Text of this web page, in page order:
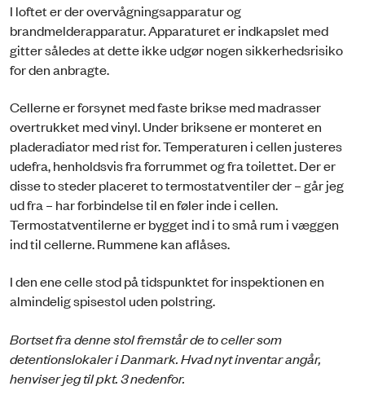
I loftet er der overvågningsapparatur og
brandmelderapparatur. Apparaturet er indkapslet med
gitter således at dette ikke udgør nogen sikkerhedsrisiko
for den anbragte.
Cellerne er forsynet med faste brikse med madrasser
overtrukket med vinyl. Under briksene er monteret en
pladeradiator med rist for. Temperaturen i cellen justeres
udefra, henholdsvis fra forrummet og fra toilettet. Der er
disse to steder placeret to termostatventiler der – går jeg
ud fra – har forbindelse til en føler inde i cellen.
Termostatventilerne er bygget ind i to små rum i væggen
ind til cellerne. Rummene kan aflåses.
I den ene celle stod på tidspunktet for inspektionen en
almindelig spisestol uden polstring.
Bortset fra denne stol fremstår de to celler som
detentionslokaler i Danmark.Hvad nyt inventar angår,
henviser jeg til pkt. 3 nedenfor.